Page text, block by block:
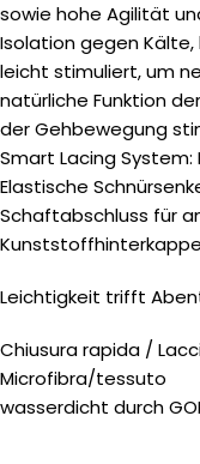
sowie hohe Agilität
Isolation gegen Kälte,
leicht stimuliert, um
natürliche Funktion
der Gehbewegung
Smart Lacing System:
Elastische
Schaftabschluss für
Leichtigkeit trifft
Chiusura rapida /
Microfibra/tessuto
wasserdicht durch